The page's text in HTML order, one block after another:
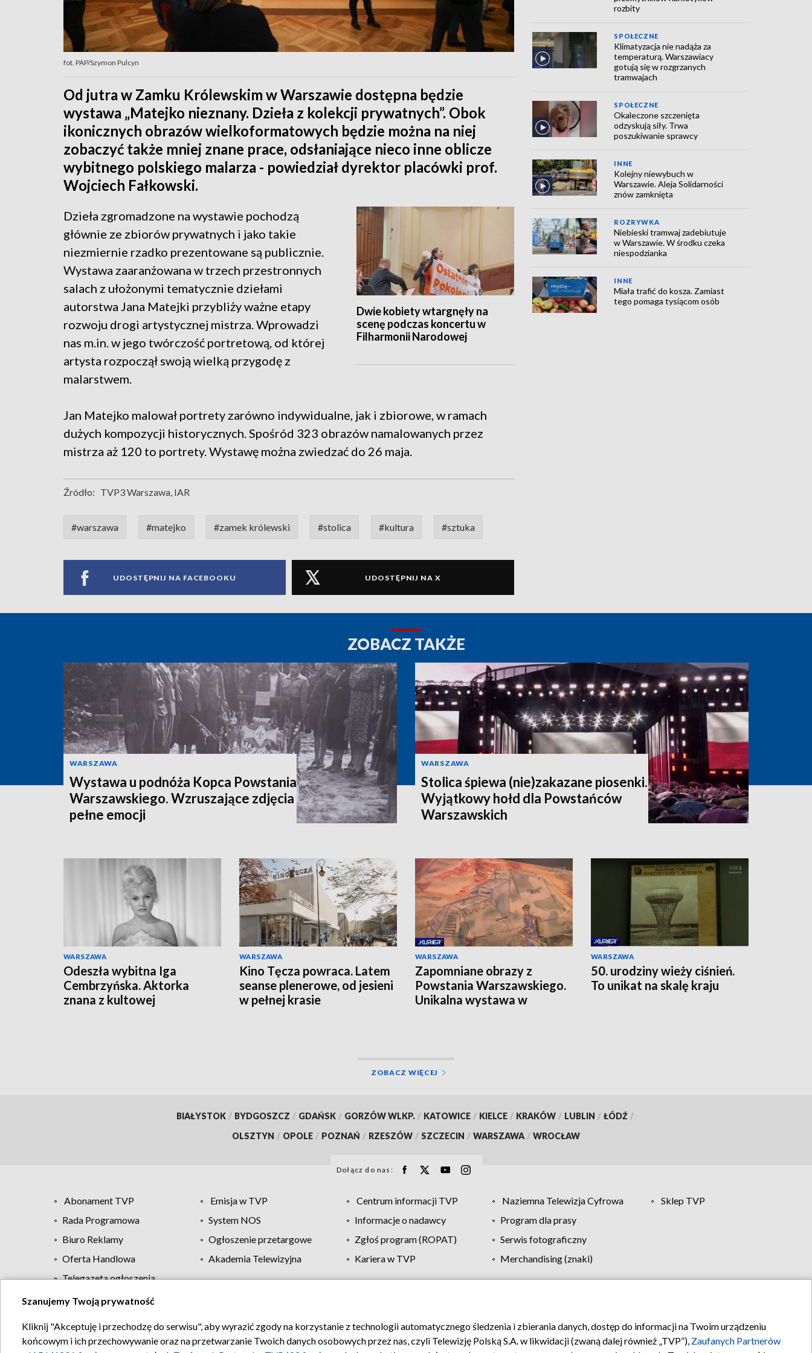
fot. PAP/Szymon Pulcyn
Od jutra w Zamku Królewskim w Warszawie dostępna będzie
wystawa „Matejko nieznany. Dzieła z kolekcji prywatnych”. Obok
ikonicznych obrazów wielkoformatowych będzie można na niej
zobaczyć także mniej znane prace, odsłaniające nieco inne oblicze
wybitnego polskiego malarza - powiedział dyrektor placówki prof.
Wojciech Fałkowski.
Dwie kobiety wtargnęły na
scenę podczas koncertu w
Filharmonii Narodowej
Dzieła zgromadzone na wystawie pochodzą
głównie ze zbiorów prywatnych i jako takie
niezmiernie rzadko prezentowane są publicznie.
Wystawa zaaranżowana w trzech przestronnych
salach z ułożonymi tematycznie dziełami
autorstwa Jana Matejki przybliży ważne etapy
rozwoju drogi artystycznej mistrza. Wprowadzi
nas m.in. w jego twórczość portretową, od której
artysta rozpoczął swoją wielką przygodę z
malarstwem.
Jan Matejko malował portrety zarówno indywidualne, jak i zbiorowe, w ramach
dużych kompozycji historycznych. Spośród 323 obrazów namalowanych przez
mistrza aż 120 to portrety. Wystawę można zwiedzać do 26 maja.
Źródło: TVP3 Warszawa, IAR
#warszawa #matejko #zamek królewski #stolica #kultura #sztuka
UDOSTĘPNIJ NA FACEBOOKU UDOSTĘPNIJ NA X
rozbity
SPOŁECZNE
Klimatyzacja nie nadąża za
temperaturą. Warszawiacy
gotują się w rozgrzanych
tramwajach
SPOŁECZNE
Okaleczone szczenięta
odzyskują siły. Trwa
poszukiwanie sprawcy
INNE
Kolejny niewybuch w
Warszawie. Aleja Solidarności
znów zamknięta
ROZRYWKA
Niebieski tramwaj zadebiutuje
w Warszawie. W środku czeka
niespodzianka
INNE
Miała trafić do kosza. Zamiast
tego pomaga tysiącom osób
ZOBACZ TAKŻE
WARSZAWA
Wystawa u podnóża Kopca Powstania
Warszawskiego. Wzruszające zdjęcia
pełne emocji
WARSZAWA
Stolica śpiewa (nie)zakazane piosenki.
Wyjątkowy hołd dla Powstańców
Warszawskich
WARSZAWA
Odeszła wybitna Iga
Cembrzyńska. Aktorka
znana z kultowej
WARSZAWA
Kino Tęcza powraca. Latem
seanse plenerowe, od jesieni
w pełnej krasie
WARSZAWA
Zapomniane obrazy z
Powstania Warszawskiego.
Unikalna wystawa w
WARSZAWA
50. urodziny wieży ciśnień.
To unikat na skalę kraju
ZOBACZ WIĘCEJ
BIAŁYSTOK / BYDGOSZCZ / GDAŃSK / GORZÓW WLKP. / KATOWICE / KIELCE / KRAKÓW / LUBLIN / ŁÓDŹ /
OLSZTYN / OPOLE / POZNAŃ / RZESZÓW / SZCZECIN / WARSZAWA / WROCŁAW
Dołącz do nas:
Abonament TVP Emisja w TVP Centrum informacji TVP Naziemna Telewizja Cyfrowa
Sklep TVP
Rada Programowa
System NOS Informacje o nadawcy
Program dla prasy
Biuro Reklamy
Ogłoszenie przetargowe Zgłoś program (ROPAT)
Serwis fotograficzny
Oferta Handlowa
Akademia Telewizyjna Kariera w TVP
Merchandising (znaki)
Telegazeta ogłoszenia
Regulamin TVP Polityka prywatności Moje zgody Pomoc Biuro reklamy Kontakt
Szanujemy Twoją prywatność
Kliknij "Akceptuję i przechodzę do serwisu", aby wyrazić zgody na korzystanie z technologii automatycznego śledzenia i zbierania danych, dostęp do informacji na Twoim urządzeniu
końcowym i ich przechowywanie oraz na przetwarzanie Twoich danych osobowych przez nas, czyli Telewizję Polską S.A. w likwidacji (zwaną dalej również „TVP”), Zaufanych Partnerów